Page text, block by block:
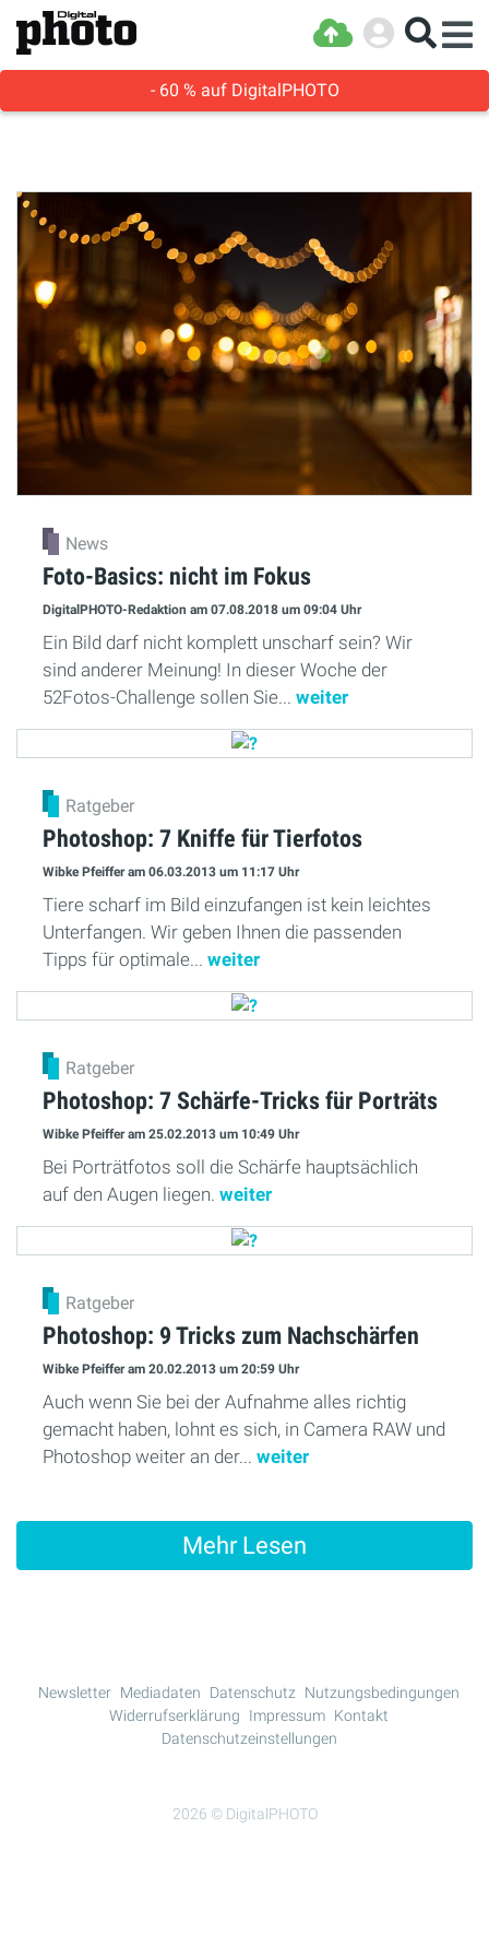
- 60 % auf DigitalPHOTO
News
Foto-Basics: nicht im Fokus
DigitalPHOTO-Redaktion am 07.08.2018 um 09:04 Uhr
Ein Bild darf nicht komplett unscharf sein? Wir
sind anderer Meinung! In dieser Woche der
52Fotos-Challenge sollen Sie... weiter
Ratgeber
Photoshop: 7 Kniffe für Tierfotos
Wibke Pfeifferam 06.03.2013 um 11:17 Uhr
Tiere scharf im Bild einzufangen ist kein leichtes
Unterfangen. Wir geben Ihnen die passenden
Tipps für optimale... weiter
Ratgeber
Photoshop: 7 Schärfe-Tricks für Porträts
Wibke Pfeifferam 25.02.2013 um 10:49 Uhr
Bei Porträtfotos soll die Schärfe hauptsächlich
auf den Augen liegen. weiter
Ratgeber
Photoshop: 9 Tricks zum Nachschärfen
Wibke Pfeifferam 20.02.2013 um 20:59 Uhr
Auch wenn Sie bei der Aufnahme alles richtig
gemacht haben, lohnt es sich, in Camera RAW und
Photoshop weiter an der... weiter
Mehr Lesen
2026 © DigitalPHOTO
Newsletter Mediadaten Datenschutz Nutzungsbedingungen
Widerrufserklärung
Impressum Kontakt
Datenschutzeinstellungen